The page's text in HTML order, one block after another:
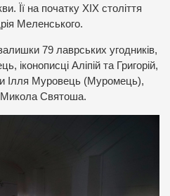
Її на початку ХІХ століття
Меленського.
79 лаврських угодників,
іконописці Аліпій та Григорій,
Ілля Муровець (Муромець),
Микола Святоша.